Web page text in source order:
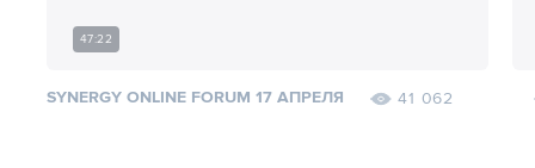
47:22
SYNERGY ONLINE FORUM 17 АПРЕЛЯ 41 062